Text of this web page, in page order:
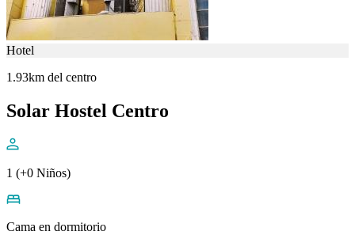
Hotel
1.93km del centro
Solar Hostel Centro
1 (+0 Niños)
Cama en dormitorio